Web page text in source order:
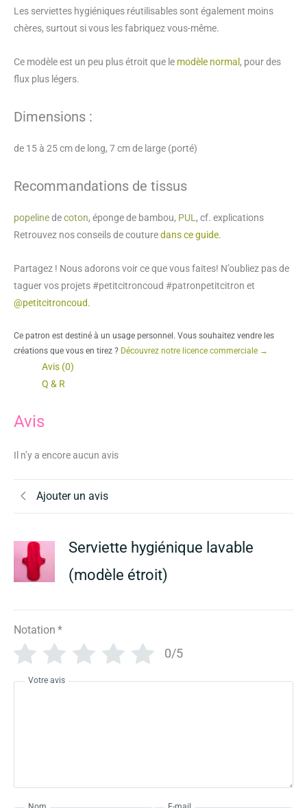
Les serviettes hygiéniques réutilisables sont également moins
chères, surtout si vous les fabriquez vous-même.
Ce modèle est un peu plus étroit que le modèle normal , pour des
flux plus légers.
Dimensions :
de 15 à 25 cm de long, 7 cm de large (porté)
Recommandations de tissus
popelinedecoton, éponge de bambou, PUL , cf. explications
Retrouvez nos conseils de couturedans ce guide.
Partagez ! Nous adorons voir ce que vous faites! N’oubliez pas de
taguer vos projets #petitcitroncoud #patronpetitcitron et
@petitcitroncoud.
Ce patron est destiné à un usage personnel. Vous souhaitez vendre les
créations que vous en tirez ? Découvrez notre licence commerciale →
Avis (0)
Q & R
Avis
Il n’y a encore aucun avis
Ajouter un avis
Serviette hygiénique lavable
(modèle étroit)
Notation *
0/5
Votre avis